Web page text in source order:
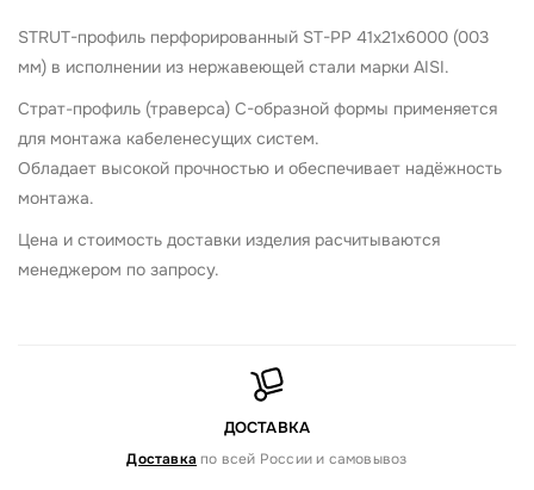
STRUT-профиль перфорированный ST-PP 41х21х6000 (003
мм) в исполнении из нержавеющей стали марки AISI.
Страт-профиль (траверса) С-образной формы применяется
для монтажа кабеленесущих систем.
Обладает высокой прочностью и обеспечивает надёжность
монтажа.
Цена и стоимость доставки изделия расчитываются
менеджером по запросу.
ДОСТАВКА
Доставка по всей России и самовывоз